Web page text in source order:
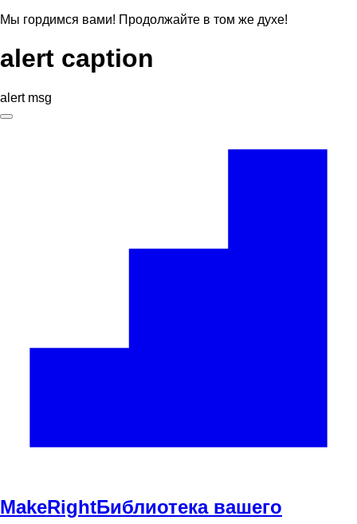
Мы гордимся вами! Продолжайте в том же духе!
alert caption
alert msg
MakeRightБиблиотека вашего